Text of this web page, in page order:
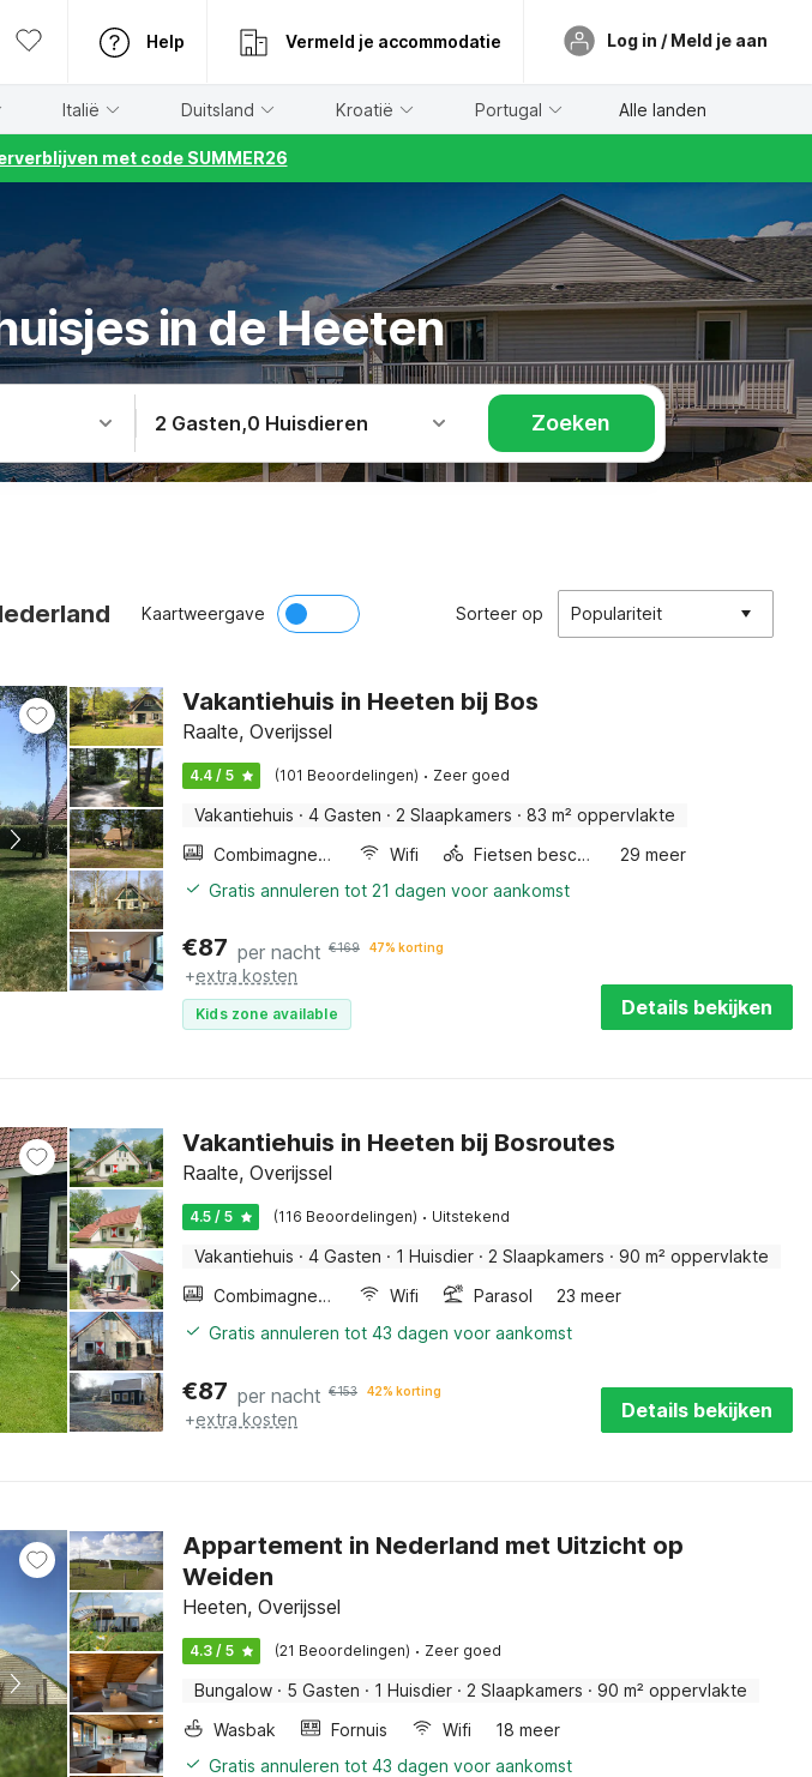
Help Vermeld je accommodatie Log in / Meld je aan
Italië Duitsland Kroatië Portugal Alle landen
met code SUMMER26
in de Heeten
2 Gasten,0 Huisdieren Zoeken
Kaartweergave Sorteer op Populariteit
Vakantiehuis in Heeten bij Bos
Raalte, Overijssel
4.4 / 5 (101 Beoordelingen) · Zeer goed
Vakantiehuis · 4 Gasten · 2 Slaapkamers · 83 m² oppervlakte
Combimagnetron
Wifi Fietsen beschikbaar
29 meer
Gratis annuleren tot 21 dagen voor aankomst
€87 per nacht €169 47% korting
+extra kosten
Kids zone available Details bekijken
Vakantiehuis in Heeten bij Bosroutes
Raalte, Overijssel
4.5 / 5 (116 Beoordelingen) · Uitstekend
Vakantiehuis · 4 Gasten · 1 Huisdier · 2 Slaapkamers · 90 m² oppervlakte
Combimagnetron
Wifi Parasol
23 meer
Gratis annuleren tot 43 dagen voor aankomst
€87 per nacht €153 42% korting
+extra kosten Details bekijken
Appartement in Nederland met Uitzicht op
Weiden
Heeten, Overijssel
4.3 / 5 (21 Beoordelingen) · Zeer goed
Bungalow · 5 Gasten · 1 Huisdier · 2 Slaapkamers · 90 m² oppervlakte
Wasbak
Fornuis Wifi
18 meer
Gratis annuleren tot 43 dagen voor aankomst